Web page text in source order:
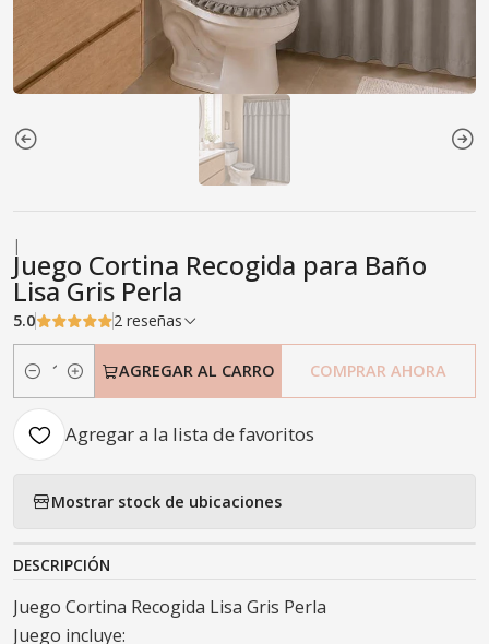
|
Juego Cortina Recogida para Baño
Lisa Gris Perla
5.0 2 reseñas
Cantidad
AGREGAR AL CARRO COMPRAR AHORA
Agregar a la lista de favoritos
Mostrar stock de ubicaciones
DESCRIPCIÓN
Juego Cortina Recogida Lisa Gris Perla
Juego incluye: